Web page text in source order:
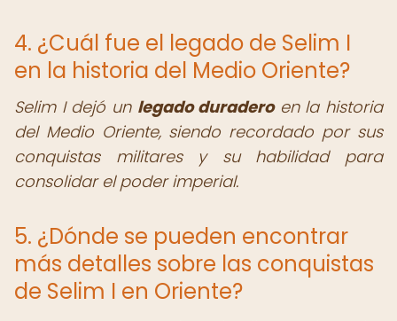
4. ¿Cuál fue el legado de Selim I
en la historia del Medio Oriente?
Selim I dejó un legado duraderoen la historia
del Medio Oriente, siendo recordado por sus
conquistas militares y su habilidad para
consolidar el poder imperial.
5. ¿Dónde se pueden encontrar
más detalles sobre las conquistas
de Selim I en Oriente?